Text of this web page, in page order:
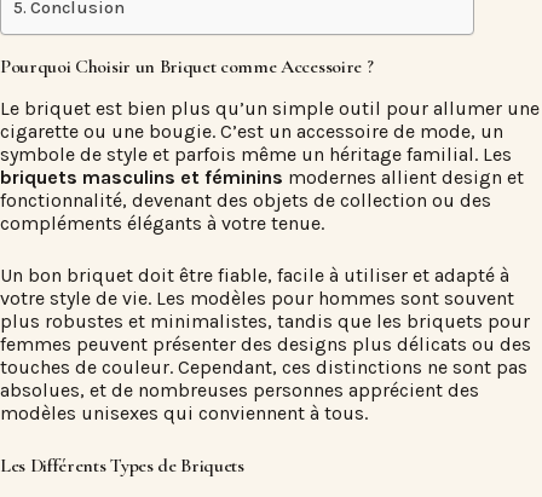
Conclusion
Pourquoi Choisir un Briquet comme Accessoire ?
Le briquet est bien plus qu’un simple outil pour allumer une
cigarette ou une bougie. C’est un accessoire de mode, un
symbole de style et parfois même un héritage familial. Les
briquets masculins et féminins modernes allient design et
fonctionnalité, devenant des objets de collection ou des
compléments élégants à votre tenue.
Un bon briquet doit être fiable, facile à utiliser et adapté à
votre style de vie. Les modèles pour hommes sont souvent
plus robustes et minimalistes, tandis que les briquets pour
femmes peuvent présenter des designs plus délicats ou des
touches de couleur. Cependant, ces distinctions ne sont pas
absolues, et de nombreuses personnes apprécient des
modèles unisexes qui conviennent à tous.
Les Différents Types de Briquets